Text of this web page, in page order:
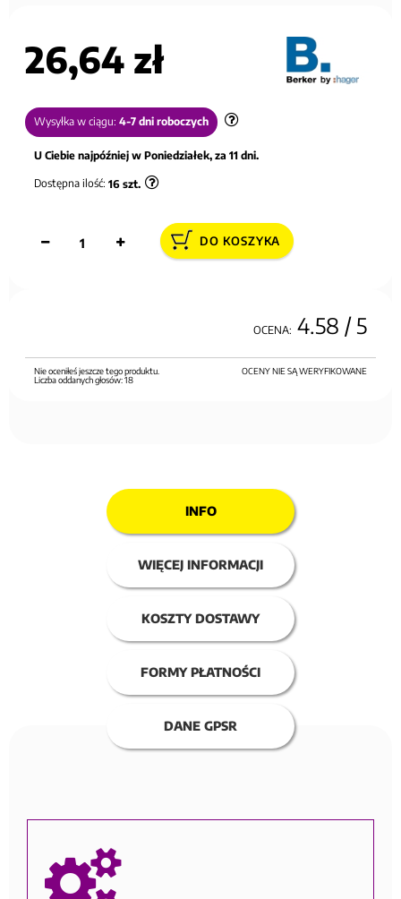
26,64 zł
Wysyłka w ciągu: 4-7 dni roboczych
U Ciebie najpóźniej w Poniedziałek, za 11 dni.
Dostępna ilość: 16 szt.
DO KOSZYKA
OCENA: 4.58 / 5
OCENY NIE SĄ WERYFIKOWANE
Nie oceniłeś jeszcze tego produktu.
Liczba oddanych głosów:18
INFO
WIĘCEJ INFORMACJI
KOSZTY DOSTAWY
FORMY PŁATNOŚCI
DANE GPSR